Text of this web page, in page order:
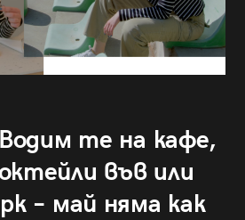
те на кафе,
във или
– май няма как